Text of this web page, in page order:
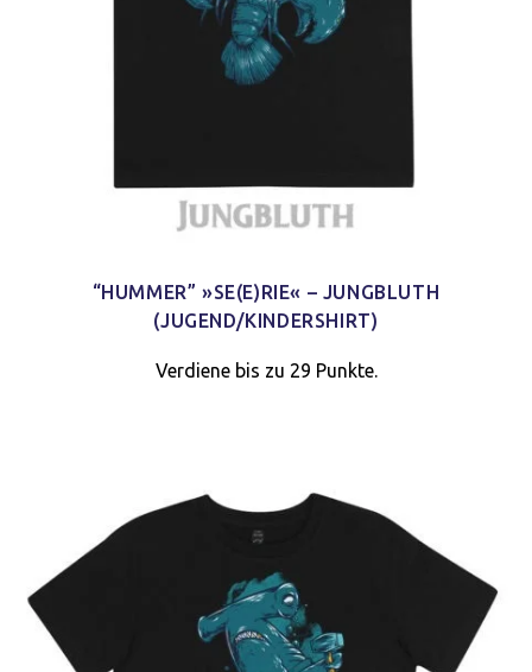
“HUMMER” »SE(E)RIE« – JUNGBLUTH
(JUGEND/KINDERSHIRT)
Verdiene bis zu 29 Punkte.